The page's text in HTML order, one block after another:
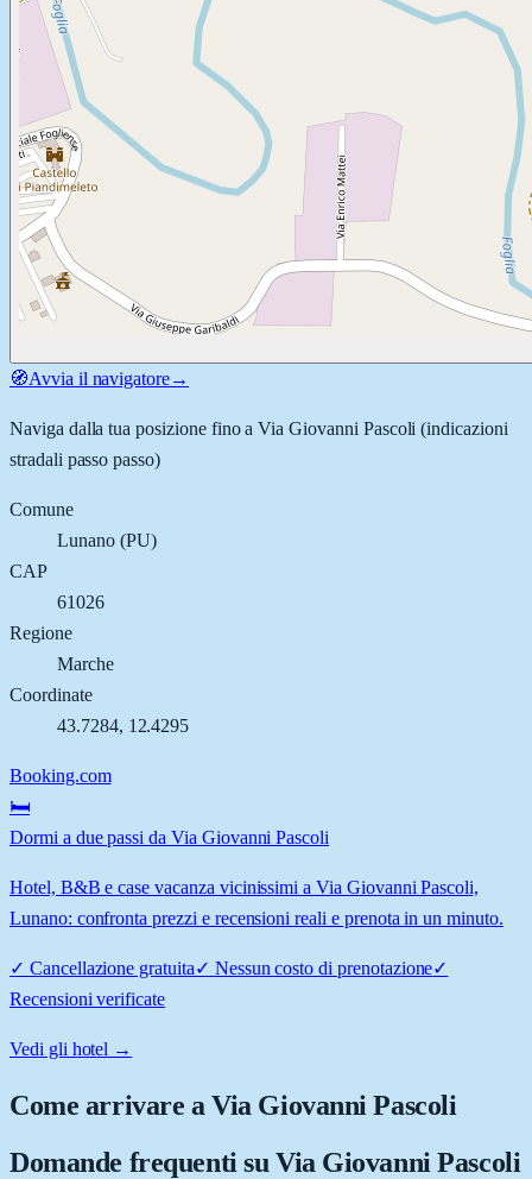
🧭Avvia il navigatore→
Naviga dalla tua posizione fino aVia Giovanni Pascoli (indicazioni
stradali passo passo)
Comune
Lunano(PU)
CAP
61026
Regione
Marche
Coordinate
43.7284, 12.4295
Booking.com
🛏️
Dormi a due passi da Via Giovanni Pascoli
Hotel, B&B e case vacanza vicinissimi a Via Giovanni Pascoli,
Lunano: confronta prezzi e recensioni reali e prenota in un minuto.
✓ Cancellazione gratuita✓ Nessun costo di prenotazione✓
Recensioni verificate
Vedi gli hotel →
Come arrivare aVia Giovanni Pascoli
Domande frequenti su Via Giovanni Pascoli